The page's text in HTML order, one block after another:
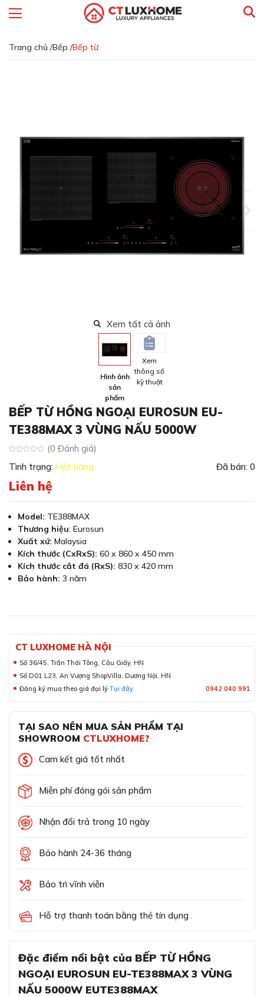
Trang chủ /Bếp /Bếp từ
Xem tất cả ảnh
Hình ảnh
sản
phẩm
Xem
thông số
kỹ thuật
BẾP TỪ HỒNG NGOẠI EUROSUN EU-
TE388MAX 3 VÙNG NẤU 5000W
(0 Đánh giá)
Tình trạng: Hết hàng Đã bán: 0
Liên hệ
Model: TE388MAX
Thương hiệu: Eurosun
Xuất xứ: Malaysia
Kích thước (CxRxS): 60 x 860 x 450 mm
Kích thước cắt đá (RxS): 830 x 420 mm
Bảo hành: 3 năm
CT LUXHOME HÀ NỘI
Số 36/45, Trần Thái Tông, Cầu Giấy, HN
Số D01 L23, An Vượng ShopVilla, Dương Nội, HN
Đăng ký mua theo giá đại lý Tại đây 0942 040 991
TẠI SAO NÊN MUA SẢN PHẨM TẠI
SHOWROOM CTLUXHOME?
Cam kết giá tốt nhất
Miễn phí đóng gói sản phẩm
Nhận đổi trả trong 10 ngày
Bảo hành 24-36 tháng
Bảo trì vĩnh viễn
Hỗ trợ thanh toán bằng thẻ tín dụng
Đặc điểm nổi bật của BẾP TỪ HỒNG
NGOẠI EUROSUN EU-TE388MAX 3 VÙNG
NẤU 5000W EUTE388MAX